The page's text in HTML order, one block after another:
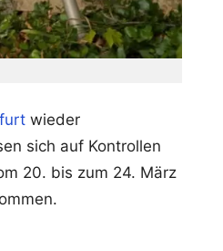
wieder
sich auf Kontrollen
20. bis zum 24. März